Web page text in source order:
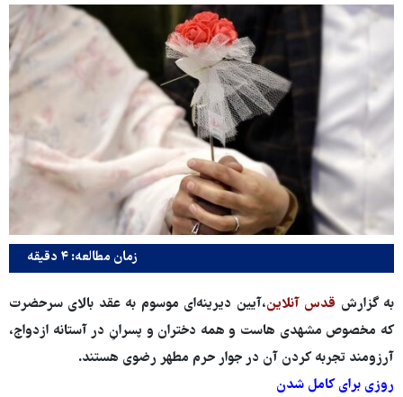
زمان مطالعه: ۴ دقیقه
به گزارش قدس آنلاین،آیین دیرینه‌ای موسوم به عقد بالای سرحضرت
که مخصوص مشهدی هاست و همه دختران و پسرانِ در آستانه ازدواج،
آرزومند تجربه کردن آن در جوار حرم مطهر رضوی هستند.
روزی برای کامل شدن